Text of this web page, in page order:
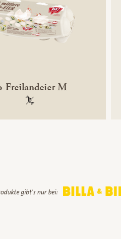
Freilandeier M
100 % gentechnikfrei
gibt's nur bei: